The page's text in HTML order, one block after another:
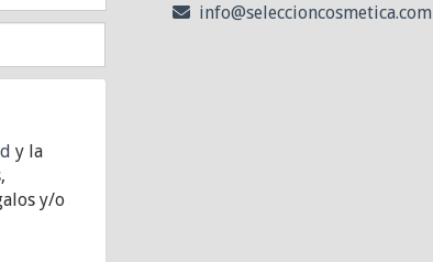
y la
y/o
info
seleccioncosmetica.com